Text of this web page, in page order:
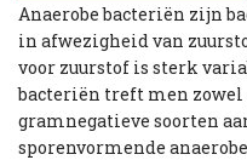
Anaerobe bacteriën zijn
in afwezigheid van
voor zuurstof is sterk
bacteriën treft men
gramnegatieve soorten
sporenvormende